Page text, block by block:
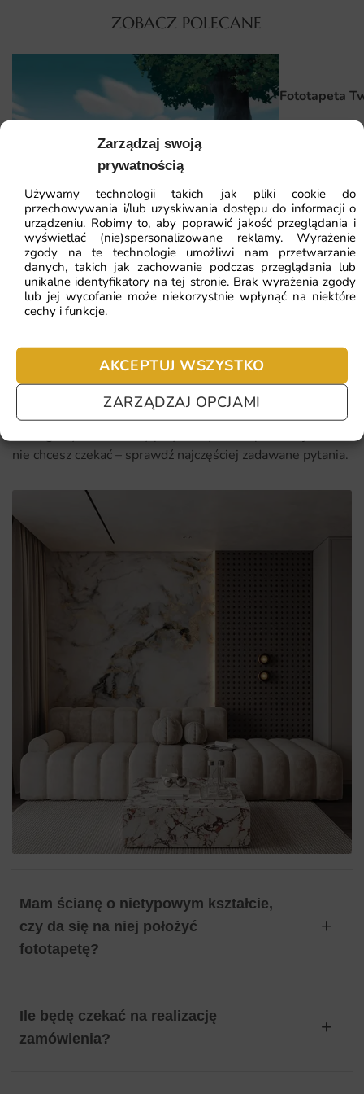
Zarządzaj swoją
prywatnością
Używamy technologii takich jak pliki cookie do
przechowywania i/lub uzyskiwania dostępu do informacji o
urządzeniu. Robimy to, aby poprawić jakość przeglądania i
wyświetlać (nie)spersonalizowane reklamy. Wyrażenie
zgody na te technologie umożliwi nam przetwarzanie
danych, takich jak zachowanie podczas przeglądania lub
unikalne identyfikatory na tej stronie. Brak wyrażenia zgody
lub jej wycofanie może niekorzystnie wpłynąć na niektóre
cechy i funkcje.
AKCEPTUJ WSZYSTKO
ZARZĄDZAJ OPCJAMI
Dlaczego warto wybrać tę fototapetę
Fototapeta Życie Buddy to inwestycja w trwałą i
estetyczną dekorację, która zmieni charakter wnętrza bez
kosztownego remontu. Doskonale współgra z innymi
elementami wystroju i pozwala stworzyć przemyślaną
aranżację o indywidualnym wyrazie.
Wykonanie z materiałów najwyższej jakości z
ekologicznym drukiem lateksowym
Indywidualne wymiary dopasowane do każdej ściany,
niezależnie od jej rozmiaru
Wyraziste kolory i ostre detale, które zachowują trwałość
przez wiele lat
ZOBACZ POLECANE
Fototapeta Spokój Pod Drzewem
41.93zł 64.51zł
Najniższa cena z 30 dni:41.93zł
Fototapeta
Najczęściej zadawane pytania
nie chcesz czekać – sprawdź najczęściej zadawane pytania.
Mam ścianę o nietypowym kształcie,
czy da się na niej położyć
fototapetę?
Ile będę czekać na realizację
zamówienia?